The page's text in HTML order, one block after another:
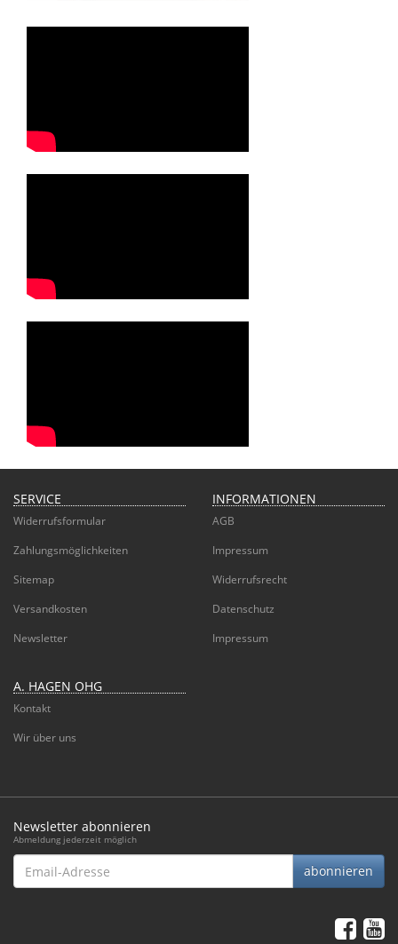
SERVICE
Widerrufsformular
Zahlungsmöglichkeiten
Sitemap
Versandkosten
Newsletter
INFORMATIONEN
AGB
Impressum
Widerrufsrecht
Datenschutz
Impressum
A. HAGEN OHG
Kontakt
Wir über uns
Newsletter abonnieren
Abmeldung jederzeit möglich
Email-
Adresse
abonnieren